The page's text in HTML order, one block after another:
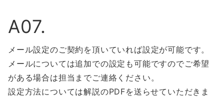
A07.
メール設定のご契約を頂いていれば設定が可能です。
メールについては追加での設定も可能ですのでご希望
がある場合は担当までご連絡ください。
設定方法については解説のPDFを送らせていただきま